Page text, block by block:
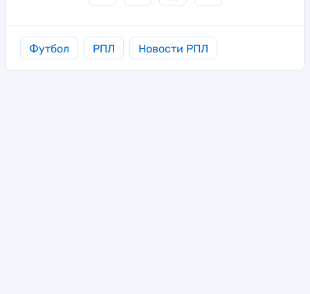
Футбол РПЛ Новости РПЛ